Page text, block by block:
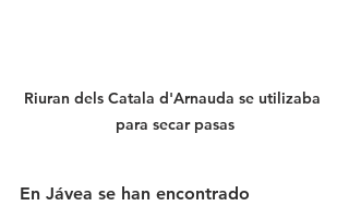
Riuran dels Catala d'Arnauda se utilizaba
para secar pasas
En Jávea se han encontrado